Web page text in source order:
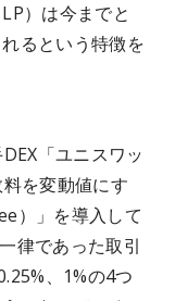
）は今までと
るという特徴を
「ユニスワッ
を変動値にす
）」を導入して
律であった取引
、1%の4つ